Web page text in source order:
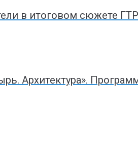
в итоговом сюжете
Архитектура».